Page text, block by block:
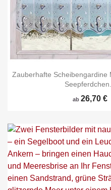
Zauberhafte Scheibengardine
Seepferdchen...
ab 26,70 €